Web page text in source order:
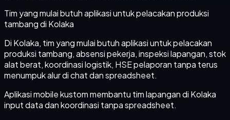
Tim yang mulai butuh aplikasi untuk pelacakan produksi
tambang di Kolaka
Di Kolaka, tim yang mulai butuh aplikasi untuk pelacakan
produksi tambang, absensi pekerja, inspeksi lapangan, stok
alat berat, koordinasi logistik, HSE pelaporan tanpa terus
menumpuk alur di chat dan spreadsheet.
Aplikasi mobile kustom membantu tim lapangan di Kolaka
input data dan koordinasi tanpa spreadsheet.